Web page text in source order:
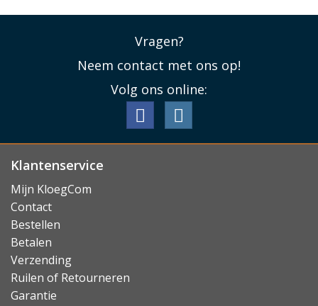
Lees minder
Vragen?
Neem contact met ons op!
Volg ons online:
Klantenservice
Mijn KloegCom
Contact
Bestellen
Betalen
Verzending
Ruilen of Retourneren
Garantie